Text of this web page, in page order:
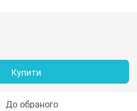
Купити
До обраного